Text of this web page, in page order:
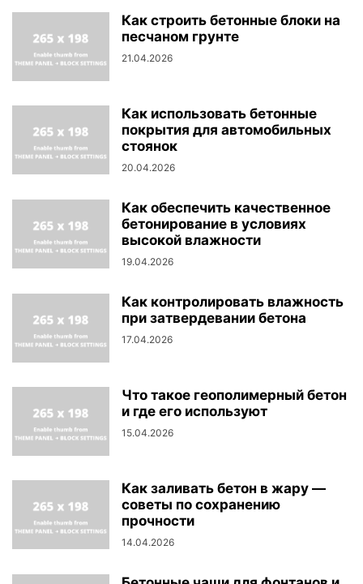
Как строить бетонные блоки на
песчаном грунте
21.04.2026
Как использовать бетонные
покрытия для автомобильных
стоянок
20.04.2026
Как обеспечить качественное
бетонирование в условиях
высокой влажности
19.04.2026
Как контролировать влажность
при затвердевании бетона
17.04.2026
Что такое геополимерный бетон
и где его используют
15.04.2026
Как заливать бетон в жару —
советы по сохранению
прочности
14.04.2026